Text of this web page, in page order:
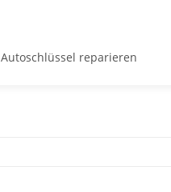
Autoschlüssel reparieren